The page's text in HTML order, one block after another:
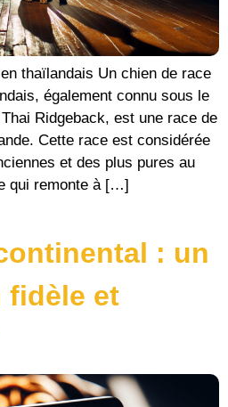
thaïlandais Un chien de race
également connu sous le
Ridgeback, est une race de
Cette race est considérée
et des plus pures au
qui remonte à […]
: un
fidèle et